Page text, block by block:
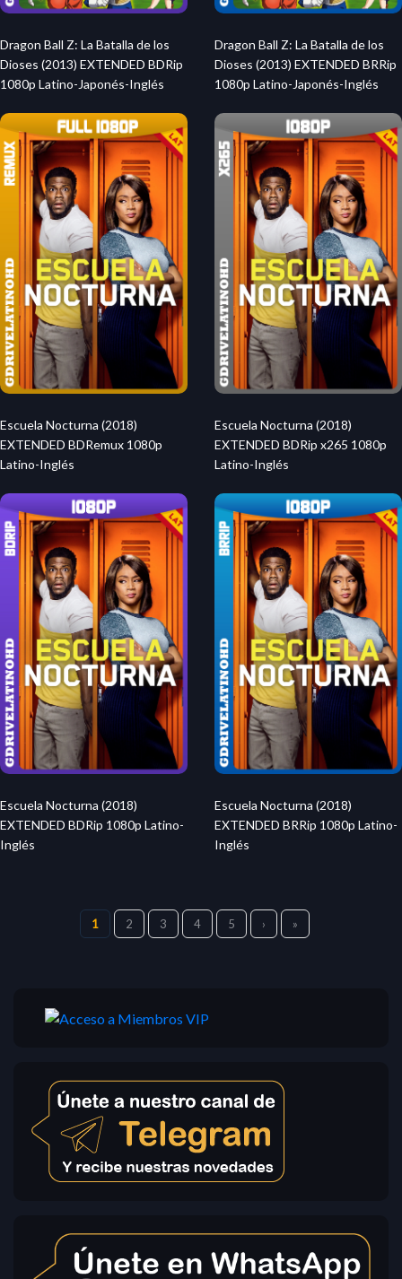
Dragon Ball Z: La Batalla de los
Dioses (2013) EXTENDED BDRip
1080p Latino-Japonés-Inglés
Dragon Ball Z: La Batalla de los
Dioses (2013) EXTENDED BRRip
1080p Latino-Japonés-Inglés
Escuela Nocturna (2018)
EXTENDED BDRemux 1080p
Latino-Inglés
Escuela Nocturna (2018)
EXTENDED BDRip x265 1080p
Latino-Inglés
Escuela Nocturna (2018)
EXTENDED BDRip 1080p Latino-
Inglés
Escuela Nocturna (2018)
EXTENDED BRRip 1080p Latino-
Inglés
1 2 3 4 5 › »